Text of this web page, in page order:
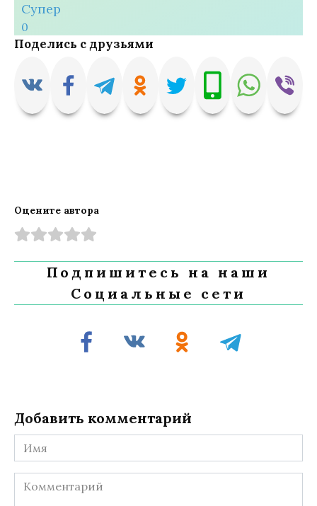
Супер
0
Поделись с друзьями
Оцените автора
Подпишитесь на наши
Социальные сети
Добавить комментарий
Имя
Комментарий